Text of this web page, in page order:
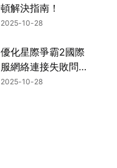
頓解決指南！
2025-10-28
優化星際爭霸2國際
服網絡連接失敗問題
的終極指南！
2025-10-28